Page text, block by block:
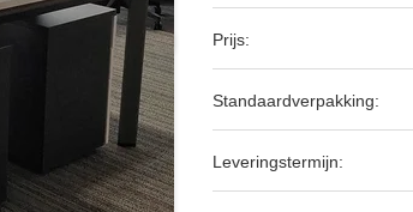
Prijs:
Standaardverpakking:
Leveringstermijn: